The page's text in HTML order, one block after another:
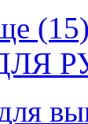
(15)